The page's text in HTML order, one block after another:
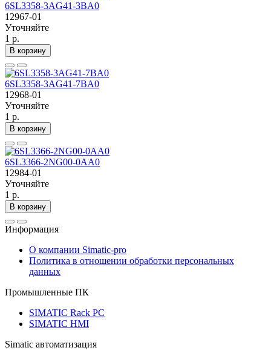
6SL3358-3AG41-3BA0
12967-01
Уточняйте
1 р.
В корзину
6SL3358-3AG41-7BA0
12968-01
Уточняйте
1 р.
В корзину
6SL3366-2NG00-0AA0
12984-01
Уточняйте
1 р.
В корзину
Информация
О компании Simatic-pro
Политика в отношении обработки персональных
данных
Промышленные ПК
SIMATIC Rack PC
SIMATIC HMI
Simatic автоматизация